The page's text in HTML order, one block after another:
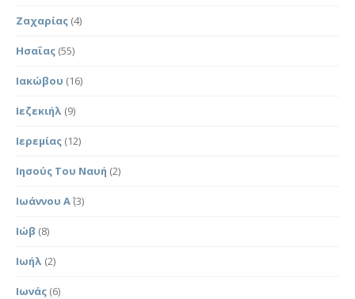
Ζαχαρίας (4)
Ησαΐας (55)
Ιακώβου (16)
Ιεζεκιήλ (9)
Ιερεμίας (12)
Ιησούς Του Ναυή (2)
Ιωάννου Α΄(3)
Ιώβ (8)
Ιωήλ (2)
Ιωνάς (6)